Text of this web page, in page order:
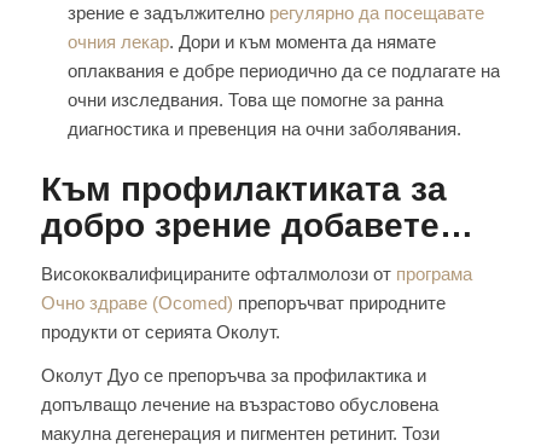
зрение е задължително регулярно да посещавате
очния лекар. Дори и към момента да нямате
оплаквания е добре периодично да се подлагате на
очни изследвания. Това ще помогне за ранна
диагностика и превенция на очни заболявания.
Към профилактиката за
добро зрение добавете…
Висококвалифицираните офталмолози от програма
Очно здраве (Ocomed) препоръчват природните
продукти от серията Околут.
Околут Дуо се препоръчва за профилактика и
допълващо лечение на възрастово обусловена
макулна дегенерация и пигментен ретинит. Този